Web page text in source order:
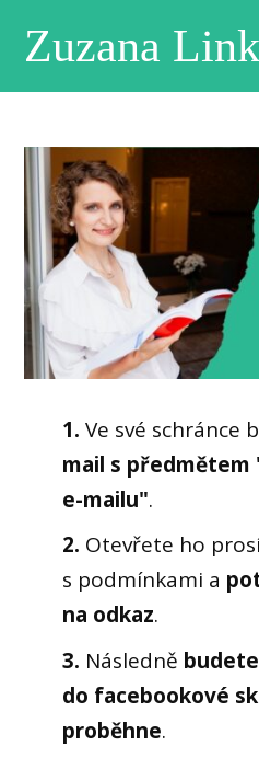
Zuzana Link
1. Ve své schránce
mail s předmětem
e-mailu".
2. Otevřete ho
s podmínkami a
na odkaz.
3. Následně
do facebookové
proběhne.